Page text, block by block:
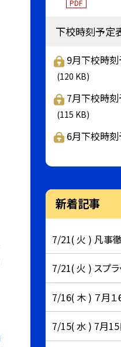
PDF
下校時刻予定
9月下校時
(120 KB)
7月下校時
(115 KB)
6月下校時
新着記事
7/21( 火 ) 凡事
7/21( 火 ) スプラ
7/16( 木 ) ７月１
7/15( 水 ) 7月15